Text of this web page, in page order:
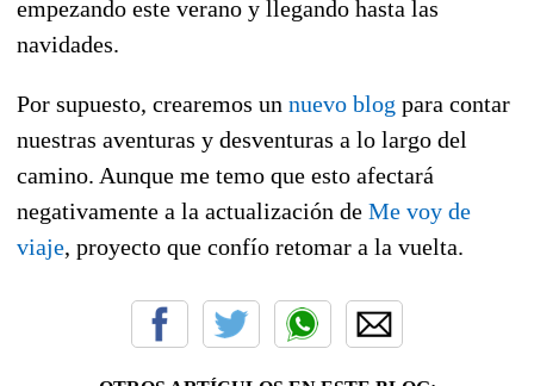
empezando este verano y llegando hasta las
navidades.
Por supuesto, crearemos un nuevo blog para contar
nuestras aventuras y desventuras a lo largo del
camino. Aunque me temo que esto afectará
negativamente a la actualización de Me voy de
viaje, proyecto que confío retomar a la vuelta.